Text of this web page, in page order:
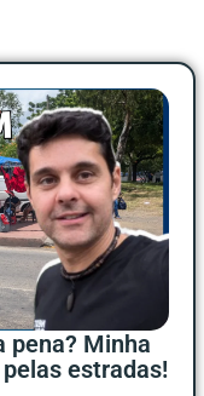
pena? Minha
estradas!